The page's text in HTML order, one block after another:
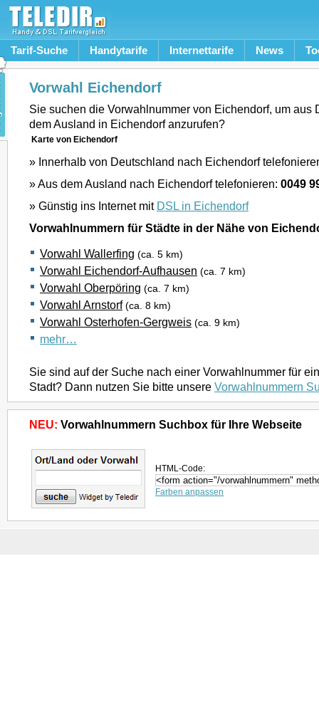
Tarif-Suche Handytarife Internettarife News
Vorwahl Eichendorf
Sie suchen die Vorwahlnummer von Eichendorf, um aus
dem Ausland in Eichendorf anzurufen?
Karte von Eichendorf
» Innerhalb von Deutschland nach Eichendorf
» Aus dem Ausland nach Eichendorf telefonieren: 0049
» Günstig ins Internet mit DSL in Eichendorf
Vorwahlnummern für Städte in der Nähe von
Vorwahl Wallerfing (ca. 5 km)
Vorwahl Eichendorf-Aufhausen (ca. 7 km)
Vorwahl Oberpöring (ca. 7 km)
Vorwahl Arnstorf (ca. 8 km)
Vorwahl Osterhofen-Gergweis (ca. 9 km)
mehr…
Sie sind auf der Suche nach einer Vorwahlnummer für
Stadt? Dann nutzen Sie bitte unsere Vorwahlnummern
NEU: Vorwahlnummern Suchbox für Ihre Webseite
HTML-Code:
Farben anpassen